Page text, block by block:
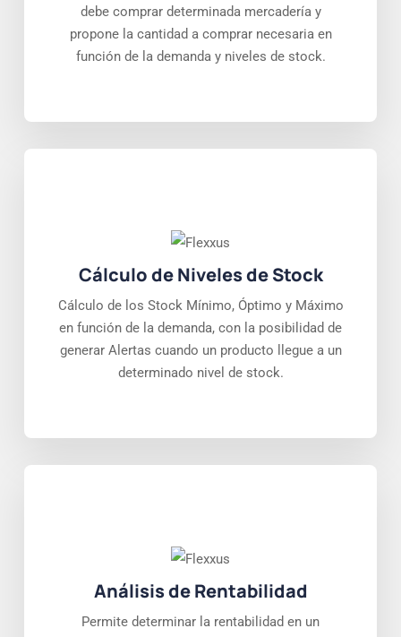
debe comprar determinada mercadería y
propone la cantidad a comprar necesaria en
función de la demanda y niveles de stock.
Cálculo de Niveles de Stock
Cálculo de los Stock Mínimo, Óptimo y Máximo
en función de la demanda, con la posibilidad de
generar Alertas cuando un producto llegue a un
determinado nivel de stock.
Análisis de Rentabilidad
Permite determinar la rentabilidad en un